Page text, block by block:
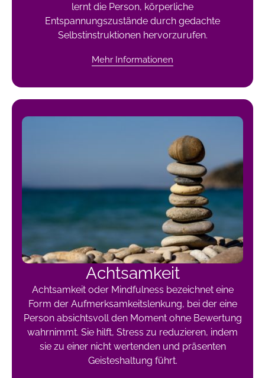
lernt die Person, körperliche
Entspannungszustände durch gedachte
Selbstinstruktionen hervorzurufen.
Mehr Informationen
Achtsamkeit
Achtsamkeit oder Mindfulness bezeichnet eine
Form der Aufmerksamkeitslenkung, bei der eine
Person absichtsvoll den Moment ohne Bewertung
wahrnimmt. Sie hilft, Stress zu reduzieren, indem
sie zu einer nicht wertenden und präsenten
Geisteshaltung führt.